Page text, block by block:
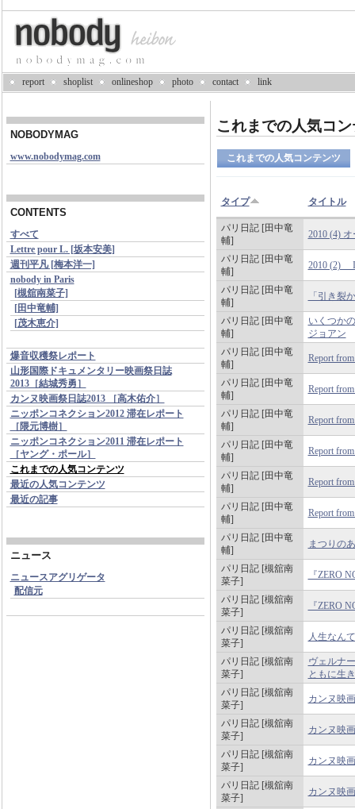
report shoplist onlineshop photo contact link
NOBODYMAG
www.nobodymag.com
CONTENTS
すべて
Lettre pour L. [坂本安美]
週刊平凡 [梅本洋一]
nobody in Paris
[槻舘南菜子]
[田中竜輔]
[茂木恵介]
爆音収穫祭レポート
山形国際ドキュメンタリー映画祭日誌
2013［結城秀勇］
カンヌ映画祭日誌2013 ［高木佑介］
ニッポンコネクション2012 滞在レポート
［隈元博樹］
ニッポンコネクション2011 滞在レポート
［ヤング・ポール］
これまでの人気コンテンツ
最近の人気コンテンツ
最近の記事
ニュース
ニュースアグリゲータ
配信元
これまでの人気コ
これまでの人気コンテンツ
タイプ タイトル
パリ日記 [田中竜
輔]
2010 (4)
パリ日記 [田中竜
輔]
2010 (2)
パリ日記 [田中竜
輔]
「引き裂
パリ日記 [田中竜
輔]
いくつか
ジョアン
パリ日記 [田中竜
輔]
Report
パリ日記 [田中竜
輔]
Report
パリ日記 [田中竜
輔]
Report
パリ日記 [田中竜
輔]
Report
パリ日記 [田中竜
輔]
Report
パリ日記 [田中竜
輔]
Report
パリ日記 [田中竜
輔]
まつりの
パリ日記 [槻舘南
菜子]
『ZERO
パリ日記 [槻舘南
菜子]
『ZERO
パリ日記 [槻舘南
菜子]
人生なん
パリ日記 [槻舘南
菜子]
ヴェルナ
ともに生
パリ日記 [槻舘南
菜子]
カンヌ映
パリ日記 [槻舘南
菜子]
カンヌ映
パリ日記 [槻舘南
菜子]
カンヌ映
パリ日記 [槻舘南
菜子]
カンヌ映